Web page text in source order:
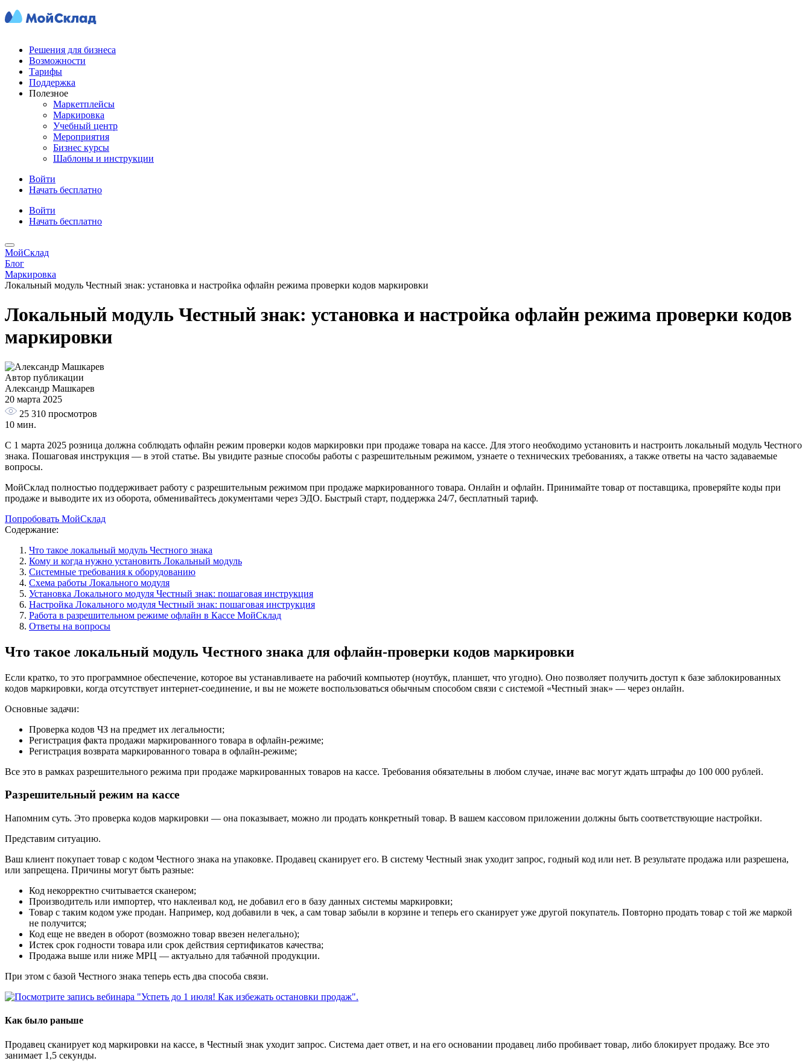
Решения для бизнеса
Возможности
Тарифы
Поддержка
Полезное
Маркетплейсы
Маркировка
Учебный центр
Мероприятия
Бизнес курсы
Шаблоны и инструкции
Войти
Начать бесплатно
Войти
Начать бесплатно
МойСклад
Блог
Маркировка
Локальный модуль Честный знак: установка и настройка офлайн режима проверки кодов маркировки
Локальный модуль Честный знак: установка и настройка офлайн режима проверки кодов
маркировки
Автор публикации
Александр Машкарев
20 марта 2025
25 310 просмотров
10 мин.
С 1 марта 2025 розница должна соблюдать офлайн режим проверки кодов маркировки при продаже товара на кассе. Для этого необходимо установить и настроить локальный модуль Честного
знака. Пошаговая инструкция — в этой статье. Вы увидите разные способы работы с разрешительным режимом, узнаете о технических требованиях, а также ответы на часто задаваемые
вопросы.
МойСклад полностью поддерживает работу с разрешительным режимом при продаже маркированного товара. Онлайн и офлайн. Принимайте товар от поставщика, проверяйте коды при
продаже и выводите их из оборота, обменивайтесь документами через ЭДО. Быстрый старт, поддержка 24/7, бесплатный тариф.
Попробовать МойСклад
Содержание:
Что такое локальный модуль Честного знака
Кому и когда нужно установить Локальный модуль
Системные требования к оборудованию
Схема работы Локального модуля
Установка Локального модуля Честный знак: пошаговая инструкция
Настройка Локального модуля Честный знак: пошаговая инструкция
Работа в разрешительном режиме офлайн в Кассе МойСклад
Ответы на вопросы
Что такое локальный модуль Честного знака для офлайн-проверки кодов маркировки
Если кратко, то это программное обеспечение, которое вы устанавливаете на рабочий компьютер (ноутбук, планшет, что угодно). Оно позволяет получить доступ к базе заблокированных
кодов маркировки, когда отсутствует интернет-соединение, и вы не можете воспользоваться обычным способом связи с системой «Честный знак» — через онлайн.
Основные задачи:
Проверка кодов ЧЗ на предмет их легальности;
Регистрация факта продажи маркированного товара в офлайн-режиме;
Регистрация возврата маркированного товара в офлайн-режиме;
Все это в рамках разрешительного режима при продаже маркированных товаров на кассе. Требования обязательны в любом случае, иначе вас могут ждать штрафы до 100 000 рублей.
Разрешительный режим на кассе
Напомним суть. Это проверка кодов маркировки — она показывает, можно ли продать конкретный товар. В вашем кассовом приложении должны быть соответствующие настройки.
Представим ситуацию.
Ваш клиент покупает товар с кодом Честного знака на упаковке. Продавец сканирует его. В систему Честный знак уходит запрос, годный код или нет. В результате продажа или разрешена,
или запрещена. Причины могут быть разные:
Код некорректно считывается сканером;
Производитель или импортер, что наклеивал код, не добавил его в базу данных системы маркировки;
Товар с таким кодом уже продан. Например, код добавили в чек, а сам товар забыли в корзине и теперь его сканирует уже другой покупатель. Повторно продать товар с той же маркой
не получится;
Код еще не введен в оборот (возможно товар ввезен нелегально);
Истек срок годности товара или срок действия сертификатов качества;
Продажа выше или ниже МРЦ — актуально для табачной продукции.
При этом с базой Честного знака теперь есть два способа связи.
Как было раньше
Продавец сканирует код маркировки на кассе, в Честный знак уходит запрос. Система дает ответ, и на его основании продавец либо пробивает товар, либо блокирует продажу. Все это
занимает 1,5 секунды.